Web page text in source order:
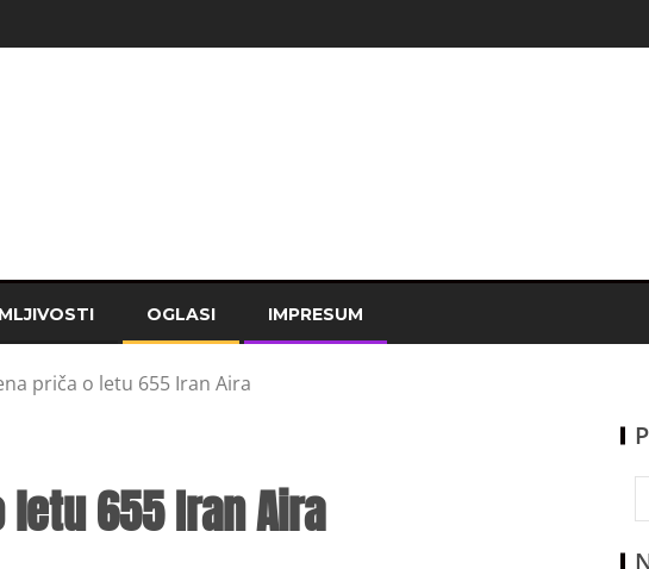
OGLASI IMPRESUM
priča o letu 655 Iran Aira
655 Iran Aira